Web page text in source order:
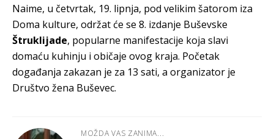
Naime, u četvrtak, 19. lipnja, pod velikim šatorom iza
Doma kulture, održat će se 8. izdanje Buševske
Štruklijade, popularne manifestacije koja slavi
domaću kuhinju i običaje ovog kraja. Početak
događanja zakazan je za 13 sati, a organizator je
Društvo žena Buševec.
MOŽDA VAS ZANIMA...